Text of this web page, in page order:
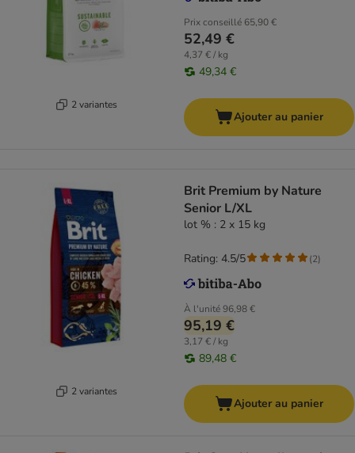
2 variantes
Prix conseillé 65,90 €
52,49 €
4,37 € / kg
49,34 €
Ajouter au panier
2 variantes
Brit Premium by Nature
Senior L/XL
lot % : 2 x 15 kg
À l'unité96,98 €
95,19 €
3,17 € / kg
89,48 €
Rating: 4.5/5 (2)
Ajouter au panier